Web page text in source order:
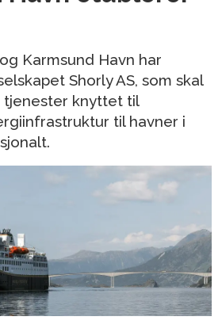
Karmsund Havn har
Shorly AS, som skal
knyttet til
til havner i